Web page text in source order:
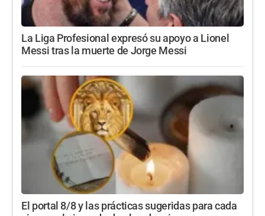
La Liga Profesional expresó su apoyo a Lionel
Messi tras la muerte de Jorge Messi
El portal 8/8 y las prácticas sugeridas para cada